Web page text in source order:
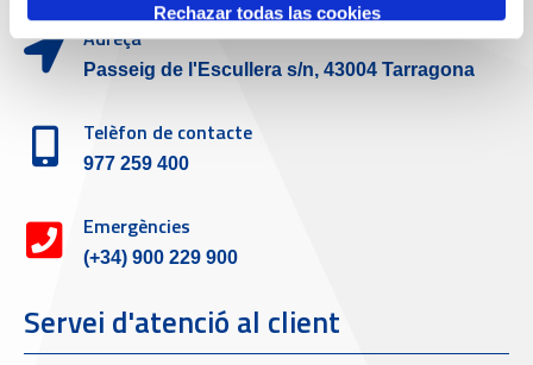
Rechazar todas las cookies
Adreça
Passeig de l'Escullera s/n, 43004 Tarragona
Telèfon de contacte
977 259 400
Emergències
(+34) 900 229 900
Servei d'atenció al client